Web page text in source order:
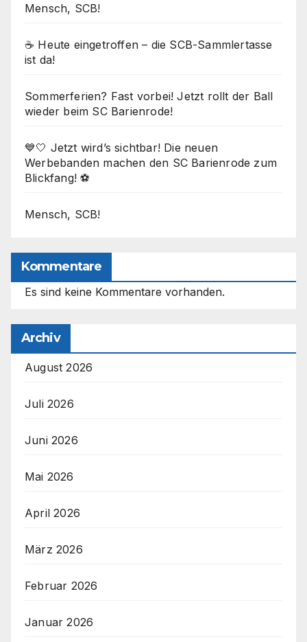
Mensch, SCB!
☕ Heute eingetroffen – die SCB-Sammlertasse
ist da!
Sommerferien? Fast vorbei! Jetzt rollt der Ball
wieder beim SC Barienrode!
💙🤍 Jetzt wird’s sichtbar! Die neuen
Werbebanden machen den SC Barienrode zum
Blickfang! ⚽
Mensch, SCB!
Kommentare
Es sind keine Kommentare vorhanden.
Archiv
August 2026
Juli 2026
Juni 2026
Mai 2026
April 2026
März 2026
Februar 2026
Januar 2026